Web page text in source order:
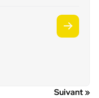
Suivant »